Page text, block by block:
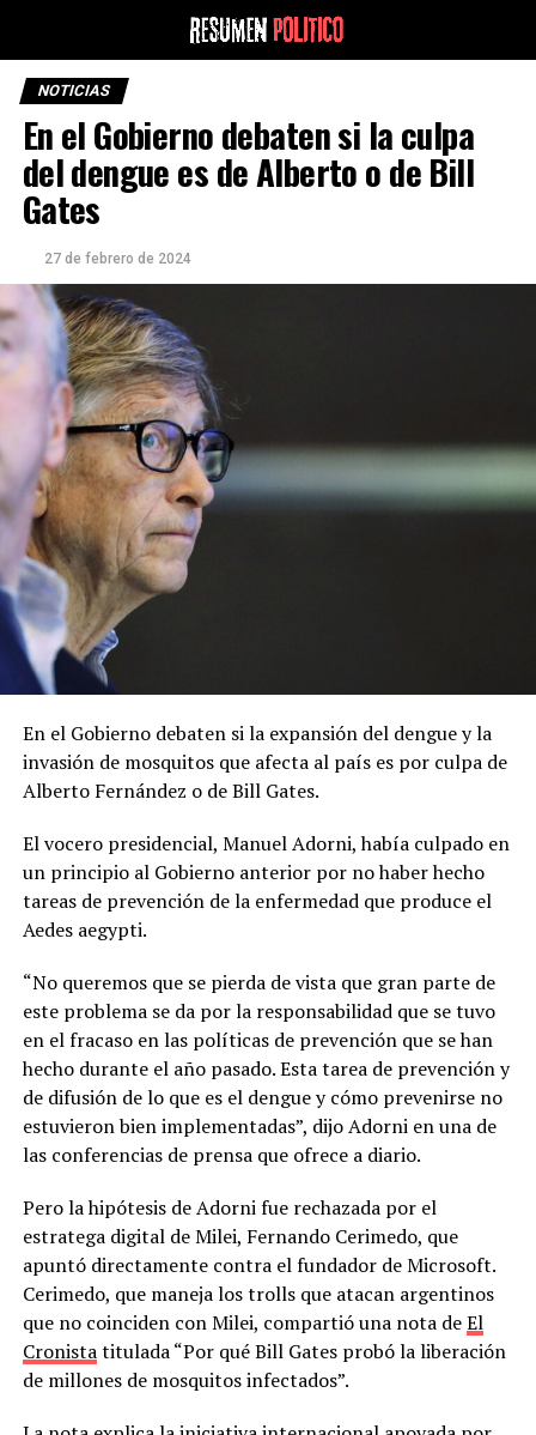
NOTICIAS
En el Gobierno debaten si la culpa
del dengue es de Alberto o de Bill
Gates
27 de febrero de 2024
En el Gobierno debaten si la expansión del dengue y la
invasión de mosquitos que afecta al país es por culpa de
Alberto Fernández o de Bill Gates.
El vocero presidencial, Manuel Adorni, había culpado en
un principio al Gobierno anterior por no haber hecho
tareas de prevención de la enfermedad que produce el
Aedes aegypti.
“No queremos que se pierda de vista que gran parte de
este problema se da por la responsabilidad que se tuvo
en el fracaso en las políticas de prevención que se han
hecho durante el año pasado. Esta tarea de prevención y
de difusión de lo que es el dengue y cómo prevenirse no
estuvieron bien implementadas”, dijo Adorni en una de
las conferencias de prensa que ofrece a diario.
Pero la hipótesis de Adorni fue rechazada por el
estratega digital de Milei, Fernando Cerimedo, que
apuntó directamente contra el fundador de Microsoft.
Cerimedo, que maneja los trolls que atacan argentinos
que no coinciden con Milei, compartió una nota deEl
Cronistatitulada “Por qué Bill Gates probó la liberación
de millones de mosquitos infectados”.